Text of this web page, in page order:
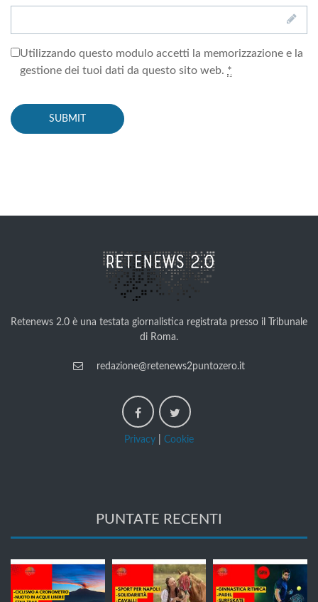
Utilizzando questo modulo accetti la memorizzazione e la
gestione dei tuoi dati da questo sito web. *
Retenews 2.0 è una testata giornalistica registrata presso il Tribunale
di Roma.
redazione@retenews2puntozero.it
Privacy Cookie
PUNTATE RECENTI